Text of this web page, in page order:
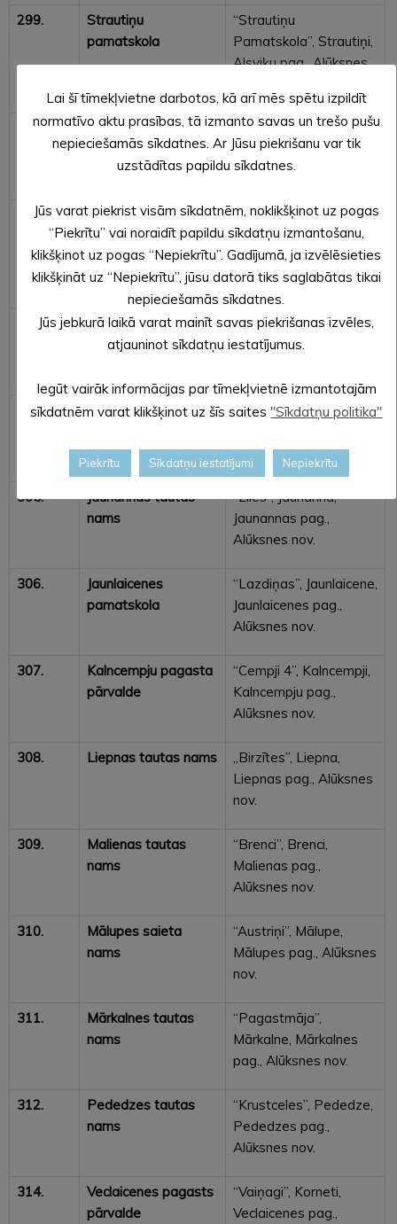
299.
Strautiņu
pamatskola
“Strautiņu
Pamatskola”, Strautiņi,
Alsviķu pag., Alūksnes
300. Annas kultūras nams
“Tautas nams”, Anna,
Annas pag., Alūksnes
nov.
302.
Sporta, kultūras,
interešu izglītības un
mūžizglītības centrs
“Dailes”
“Dailes”, Jaunzemi,
Ilzenes pag., Alūksnes
nov.
303. Bejas bibliotēka
“Rūķi”, Beja,
Jaunalūksnes pag.,
304.
Kolberģa tautas
“Dālderi”, Kolberģis,
Alūksnes nov.
305.
Jaunannas tautas
nams
“Zīles”, Jaunanna,
Jaunannas pag.,
Alūksnes nov.
306.
Jaunlaicenes
pamatskola
“Lazdiņas”, Jaunlaicene,
Jaunlaicenes pag.,
Alūksnes nov.
307.
Kalncempju pagasta
pārvalde
“Cempji 4”, Kalncempji,
Kalncempju pag.,
Alūksnes nov.
308. Liepnas tautas nams
„Birzītes”, Liepna,
Liepnas pag., Alūksnes
nov.
309.
Malienas tautas
nams
“Brenci”, Brenci,
Malienas pag.,
Alūksnes nov.
310.
Mālupes saieta
nams
“Austriņi”, Mālupe,
Mālupes pag., Alūksnes
nov.
311.
Mārkalnes tautas
nams
“Pagastmāja”,
Mārkalne, Mārkalnes
pag., Alūksnes nov.
312.
Pededzes tautas
nams
“Krustceles”, Pededze,
Pededzes pag.,
Alūksnes nov.
314.
Veclaicenes pagasts
pārvalde
“Vaiņagi”, Korneti,
Veclaicenes pag.,
Lai šī tīmekļvietne darbotos, kā arī mēs spētu izpildīt
normatīvo aktu prasības, tā izmanto savas un trešo pušu
nepieciešamās sīkdatnes. Ar Jūsu piekrišanu var tik
uzstādītas papildu sīkdatnes.
Jūs varat piekrist visām sīkdatnēm, noklikšķinot uz pogas
“Piekrītu” vai noraidīt papildu sīkdatņu izmantošanu,
klikšķinot uz pogas “Nepiekrītu”. Gadījumā, ja izvēlēsieties
klikšķināt uz “Nepiekrītu”, jūsu datorā tiks saglabātas tikai
nepieciešamās sīkdatnes.
Jūs jebkurā laikā varat mainīt savas piekrišanas izvēles,
atjauninot sīkdatņu iestatījumus.
Iegūt vairāk informācijas par tīmekļvietnē izmantotajām
sīkdatnēm varat klikšķinot uz šīs saites "Sīkdatņu politika"
Piekrītu Sīkdatņu iestatījumi Nepiekrītu